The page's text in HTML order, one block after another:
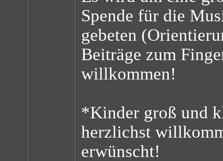
Spende für die
gebeten
Beiträge zum
willkommen!
*Kinder groß und
herzlichst
erwünscht!